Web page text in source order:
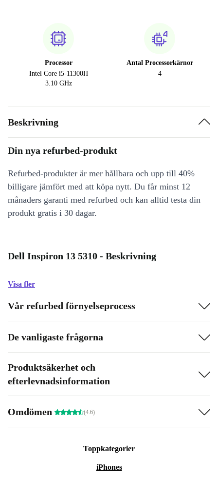
Processor
Intel Core i5-11300H
3.10 GHz
Antal Processorkärnor
4
Beskrivning
Din nya refurbed-produkt
Refurbed-produkter är mer hållbara och upp till 40%
billigare jämfört med att köpa nytt. Du får minst 12
månaders garanti med refurbed och kan alltid testa din
produkt gratis i 30 dagar.
Dell Inspiron 13 5310 - Beskrivning
Visa fler
Vår refurbed förnyelseprocess
De vanligaste frågorna
Produktsäkerhet och
efterlevnadsinformation
Omdömen (4.6)
Toppkategorier
iPhones